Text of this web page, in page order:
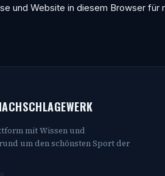
und Website in diesem Browser für
mit Wissen und
um den schönsten Sport der